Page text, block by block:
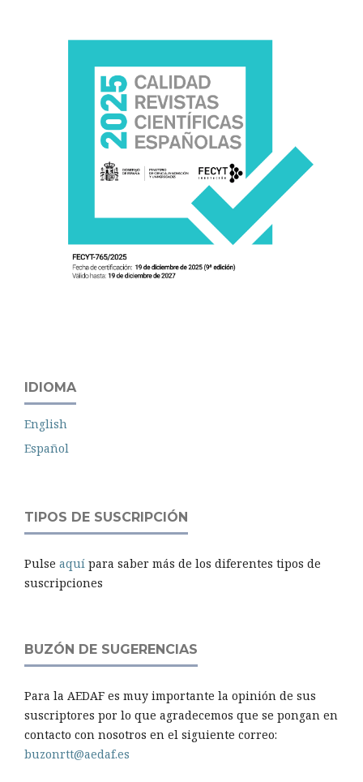
IDIOMA
English
Español
TIPOS DE SUSCRIPCIÓN
Pulse aquí para saber más de los diferentes tipos de
suscripciones
BUZÓN DE SUGERENCIAS
Para la AEDAF es muy importante la opinión de sus
suscriptores por lo que agradecemos que se pongan en
contacto con nosotros en el siguiente correo:
buzonrtt@aedaf.es